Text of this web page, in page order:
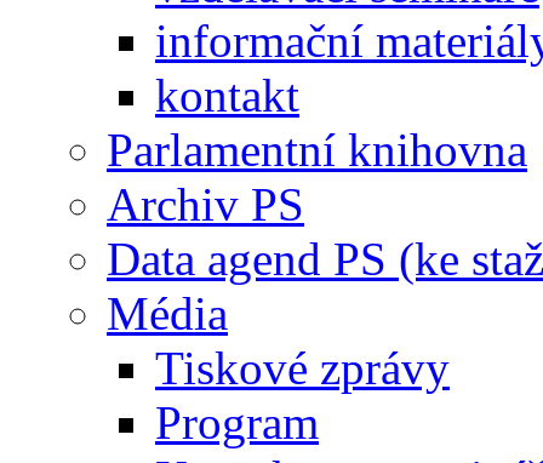
informační
kontakt
Parlamentní knihovna
Archiv PS
Data agend PS (ke
Média
Tiskové zprávy
Program